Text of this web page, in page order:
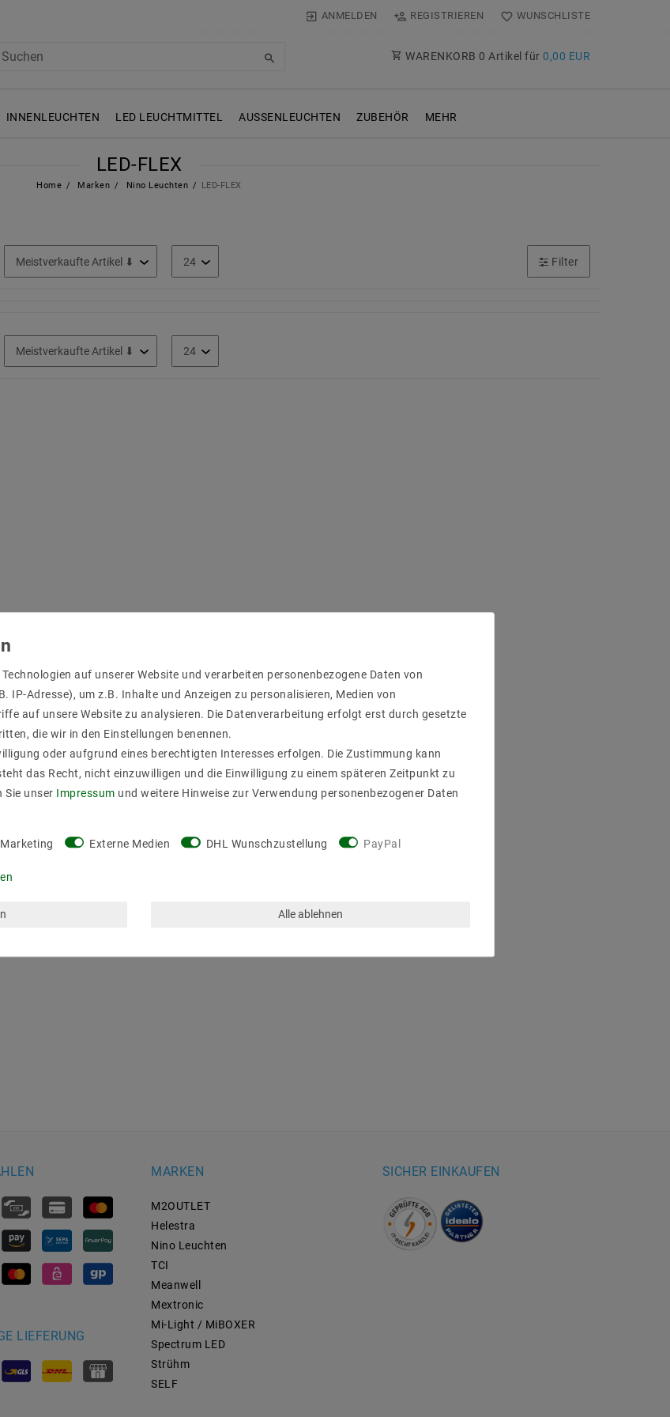
ANMELDEN REGISTRIEREN WUNSCHLISTE
WARENKORB 0 Artikel für 0,00 EUR
INNENLEUCHTEN LED LEUCHTMITTEL AUSSENLEUCHTEN ZUBEHÖR MEHR
LED-FLEX
Home Marken Nino Leuchten LED-FLEX
Filter
LIEFERUNG
MARKEN
M2OUTLET
Helestra
Nino Leuchten
TCI
Meanwell
Mextronic
Mi-Light / MiBOXER
Spectrum LED
Strühm
SELF
SICHER EINKAUFEN
auf unserer Website und verarbeiten personenbezogene Daten von
IP-Adresse), um z.B. Inhalte und Anzeigen zu personalisieren, Medien von
auf unsere Website zu analysieren. Die Datenverarbeitung erfolgt erst durch gesetzte
die wir in den Einstellungen benennen.
oder aufgrund eines berechtigten Interesses erfolgen. Die Zustimmung kann
das Recht, nicht einzuwilligen und die Einwilligung zu einem späteren Zeitpunkt zu
Sie unser Impressum und weitere Hinweise zur Verwendung personenbezogener Daten
Marketing Externe Medien DHL Wunschzustellung PayPal
Alle ablehnen